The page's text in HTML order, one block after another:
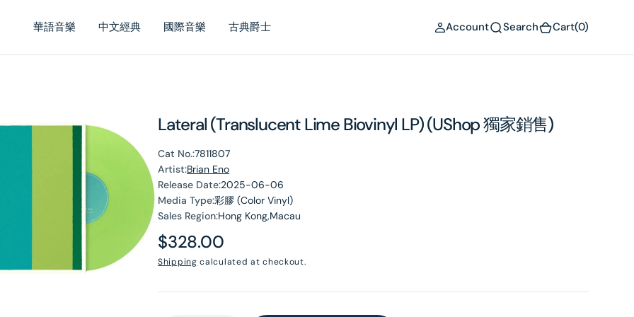
華語音樂 中文經典 國際音樂 古典爵士 Account Search Cart(0)
Lateral (Translucent Lime Biovinyl LP) (UShop 獨家銷售)
Cat No.:7811807
Artist:Brian Eno
Release Date:2025-06-06
Media Type:彩膠 (Color Vinyl)
Sales Region:Hong Kong,Macau
Regular
price
$328.00
Shipping calculated at checkout.